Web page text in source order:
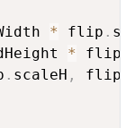
* flip .
* flip
. scaleH , flip